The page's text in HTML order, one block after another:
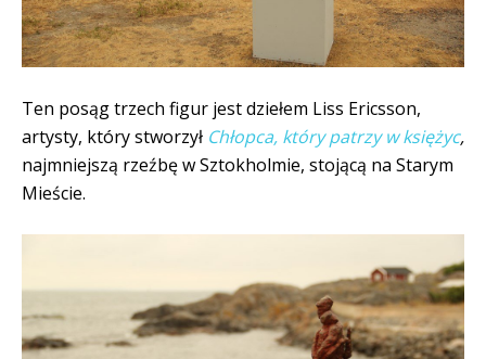
Ten posąg trzech figur jest dziełem Liss Ericsson,
artysty, który stworzył Chłopca, który patrzy w księżyc,
najmniejszą rzeźbę w Sztokholmie, stojącą na Starym
Mieście.